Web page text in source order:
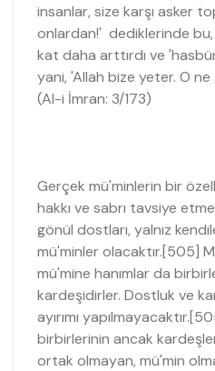
insanlar, size karşı asker
onlardan!' dediklerinde bu,
kat daha arttırdı ve
yani, 'Allah bize yeter. O
(Al-i İmran: 3/173)
Gerçek mü'minlerin bir
hakkı ve sabrı tavsiye
gönül dostları, yalnız
mü'minler olacaktır.[505]
mü'mine hanımlar da
kardeşidirler. Dostluk ve
ayırımı
birbirlerinin ancak
ortak olmayan, mü'min